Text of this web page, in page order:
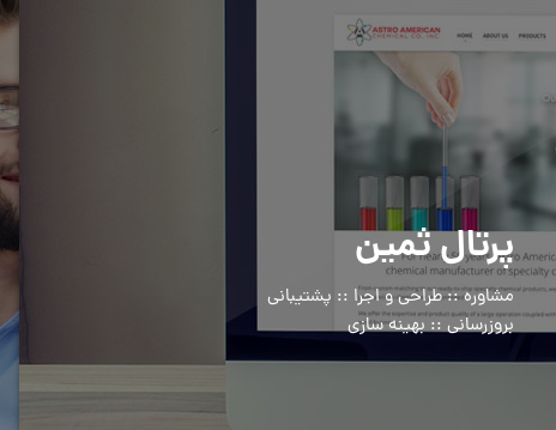
پرتال ثمین
مشاوره :: طراحی و اجرا :: پشتیبانی
بروزرسانی :: بهینه سازی